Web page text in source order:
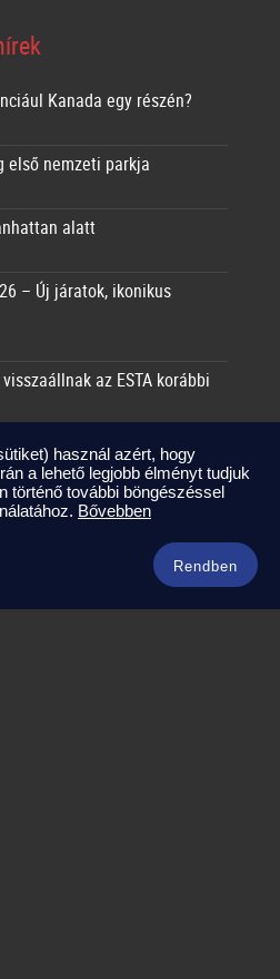
Kanada egy részén?
első nemzeti parkja
alatt
– Új járatok, ikonikus
az ESTA korábbi
használ azért, hogy
a lehető legjobb élményt tudjuk
történő további böngészéssel
Bővebben
Rendben